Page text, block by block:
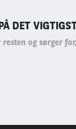
DET
og sørger